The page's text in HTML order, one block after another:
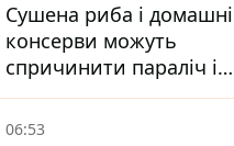
Сушена риба і домашні
консерви можуть
спричинити параліч і
смерть -
попереджає про
06:53